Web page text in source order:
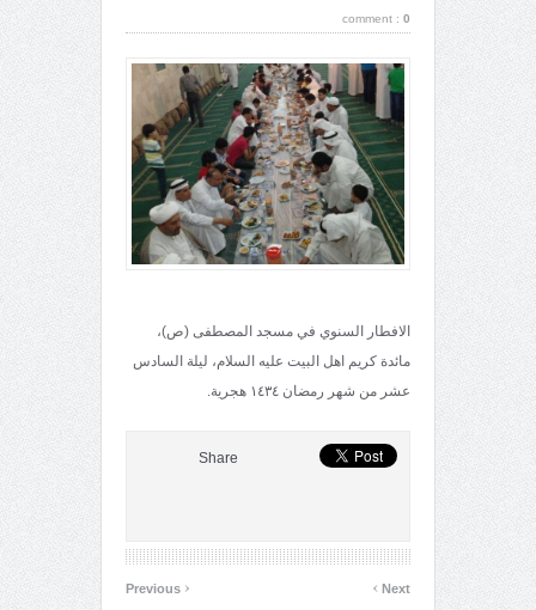
comment : 0
الافطار السنوي في مسجد المصطفى (ص)،
مائدة كريم اهل البيت عليه السلام، ليلة السادس
عشر من شهر رمضان ١٤٣٤ هجرية.
Share
‹ Next
›